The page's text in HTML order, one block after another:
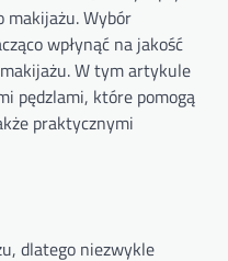
makijażu. Wybór
wpłynąć na jakość
W tym artykule
pędzlami, które pomogą
praktycznymi
dlatego niezwykle